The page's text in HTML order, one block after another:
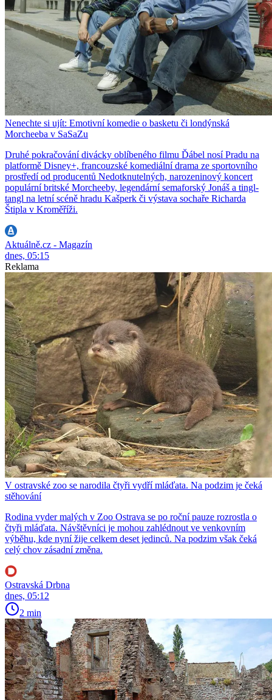
Nenechte si ujít: Emotivní komedie o basketu či londýnská
Morcheeba v SaSaZu
Druhé pokračování divácky oblíbeného filmu Ďábel nosí Pradu na
platformě Disney+, francouzské komediální drama ze sportovního
prostředí od producentů Nedotknutelných, narozeninový koncert
populární britské Morcheeby, legendární semaforský Jonáš a tingl-
tangl na letní scéně hradu Kašperk či výstava sochaře Richarda
Štipla v Kroměříži.
Aktuálně.cz - Magazín
dnes, 05:15
Reklama
V ostravské zoo se narodila čtyři vydří mláďata. Na podzim je čeká
stěhování
Rodina vyder malých v Zoo Ostrava se po roční pauze rozrostla o
čtyři mláďata. Návštěvníci je mohou zahlédnout ve venkovním
výběhu, kde nyní žije celkem deset jedinců. Na podzim však čeká
celý chov zásadní změna.
Ostravská Drbna
dnes, 05:12
2 min